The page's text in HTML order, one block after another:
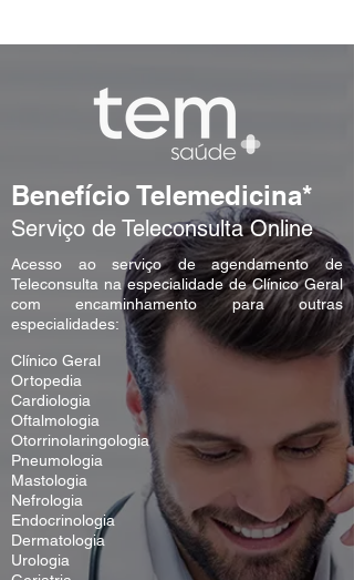
Benefício Telemedicina*
Serviço de Teleconsulta Online
Acesso ao serviço de agendamento de
Teleconsulta na especialidade de Clínico Geral
com encaminhamento para outras
especialidades:
Clínico Geral
Ortopedia
Cardiologia
Oftalmologia
Otorrinolaringologia
Pneumologia
Mastologia
Nefrologia
Endocrinologia
Dermatologia
Urologia